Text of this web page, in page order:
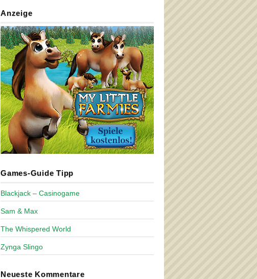
Anzeige
Games-Guide Tipp
Blackjack – Casinogame
Sam & Max
The Whispered World
Zynga Slingo
Neueste Kommentare